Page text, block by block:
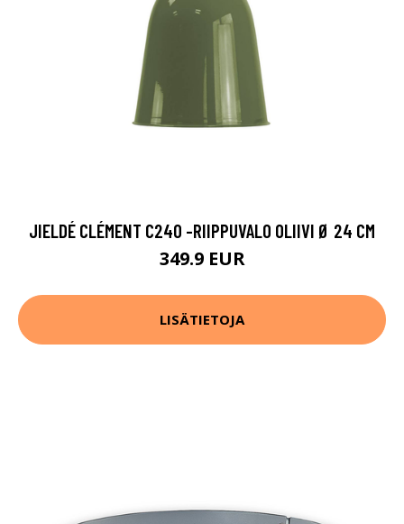
JIELDÉ CLÉMENT C240 -RIIPPUVALO OLIIVI Ø 24 CM
349.9 EUR
LISÄTIETOJA